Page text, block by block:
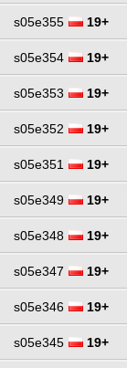
s05e355 19+
s05e354 19+
s05e353 19+
s05e352 19+
s05e351 19+
s05e349 19+
s05e348 19+
s05e347 19+
s05e346 19+
s05e345 19+